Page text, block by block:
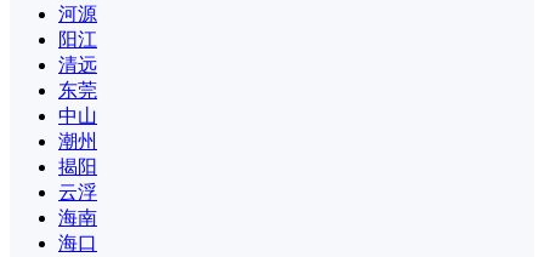
河源
阳江
清远
东莞
中山
潮州
揭阳
云浮
海南
海口